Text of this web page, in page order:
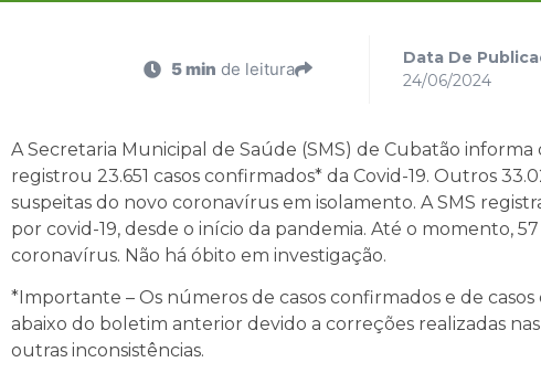
5 min de leitura
Data De
24/06/2024
A Secretaria Municipal de Saúde (SMS) de Cubatão
registrou 23.651 casos confirmados* da Covid-19. Outros
suspeitas do novo coronavírus em isolamento. A SMS
por covid-19, desde o início da pandemia. Até o momento,
coronavírus. Não há óbito em investigação.
*Importante – Os números de casos confirmados e de
abaixo do boletim anterior devido a correções realizadas
outras inconsistências.